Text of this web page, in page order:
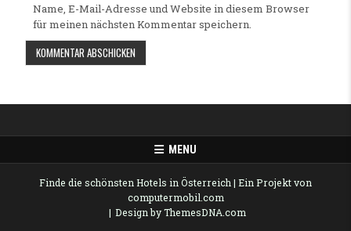
Name, E-Mail-Adresse und Website in diesem Browser
für meinen nächsten Kommentar speichern.
MENU
Finde die schönsten Hotels in Österreich | Ein Projekt von
computermobil.com
Design by ThemesDNA.com